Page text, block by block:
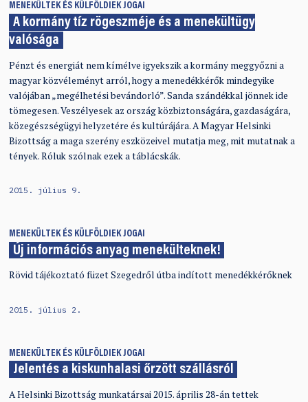
MENEKÜLTEK ÉS KÜLFÖLDIEK JOGAI
A kormány tíz rögeszméje és a menekültügy
valósága
Pénzt és energiát nem kímélve igyekszik a kormány meggyőzni a
magyar közvéleményt arról, hogy a menedékkérők mindegyike
valójában „megélhetési bevándorló”. Sanda szándékkal jönnek ide
tömegesen. Veszélyesek az ország közbiztonságára, gazdaságára,
közegészségügyi helyzetére és kultúrájára. A Magyar Helsinki
Bizottság a maga szerény eszközeivel mutatja meg, mit mutatnak a
tények. Róluk szólnak ezek a táblácskák.
2015. július 9.
MENEKÜLTEK ÉS KÜLFÖLDIEK JOGAI
Új információs anyag menekülteknek!
Rövid tájékoztató füzet Szegedről útba indított menedékkérőknek
2015. július 2.
MENEKÜLTEK ÉS KÜLFÖLDIEK JOGAI
Jelentés a kiskunhalasi őrzött szállásról
A Helsinki Bizottság munkatársai 2015. április 28-án tettek